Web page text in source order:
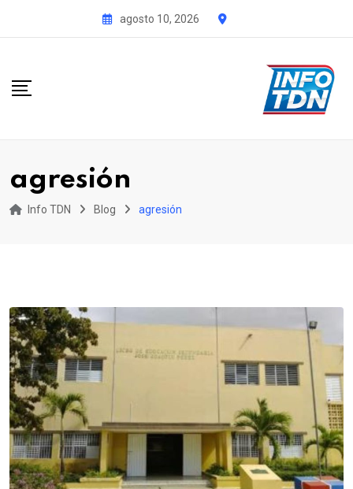
agosto 10, 2026
agresión
Info TDN Blog agresión